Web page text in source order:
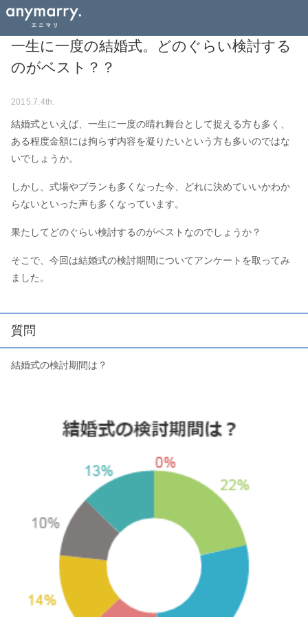
一生に一度の結婚式。どのぐらい検討する
のがベスト？？
2015.7.4th.
結婚式といえば、一生に一度の晴れ舞台として捉える方も多く、
ある程度金額には拘らず内容を凝りたいという方も多いのではな
いでしょうか。
しかし、式場やプランも多くなった今、どれに決めていいかわか
らないといった声も多くなっています。
果たしてどのぐらい検討するのがベストなのでしょうか？
そこで、今回は結婚式の検討期間についてアンケートを取ってみ
ました。
質問
結婚式の検討期間は？